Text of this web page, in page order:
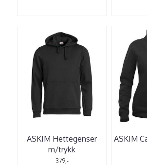
ASKIM Hettegenser
m/trykk
379,-
ASKIM